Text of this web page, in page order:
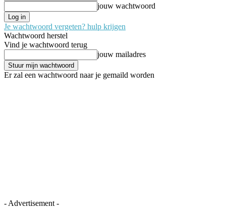
jouw wachtwoord
Je wachtwoord vergeten? hulp krijgen
Wachtwoord herstel
Vind je wachtwoord terug
jouw mailadres
Er zal een wachtwoord naar je gemaild worden
- Advertisement -